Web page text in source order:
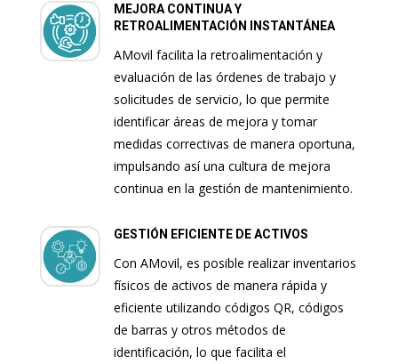
MEJORA CONTINUA Y
RETROALIMENTACIÓN INSTANTÁNEA
AMovil facilita la retroalimentación y
evaluación de las órdenes de trabajo y
solicitudes de servicio, lo que permite
identificar áreas de mejora y tomar
medidas correctivas de manera oportuna,
impulsando así una cultura de mejora
continua en la gestión de mantenimiento.
GESTIÓN EFICIENTE DE ACTIVOS
Con AMovil, es posible realizar inventarios
físicos de activos de manera rápida y
eficiente utilizando códigos QR, códigos
de barras y otros métodos de
identificación, lo que facilita el